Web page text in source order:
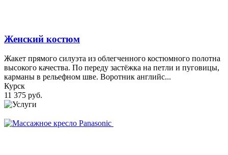
Женский костюм
Жакет прямого силуэта из облегченного костюмного полотна
высокого качества. По переду застёжка на петли и пуговицы,
карманы в рельефном шве. Воротник английс...
Курск
11 375 руб.